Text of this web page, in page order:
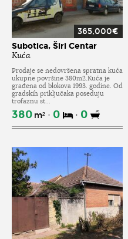
365,000€
Subotica, Širi Centar
Kuća
Prodaje se nedovršena spratna kuća
ukupne površine 380m2.Kuća je
građena od blokova 1993. godine. Od
gradskih priključaka poseduju
trofaznu st...
380 m² 0 0